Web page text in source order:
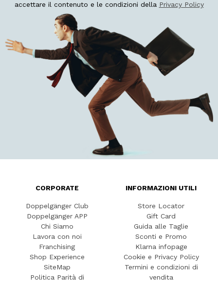
accettare il contenuto e le condizioni della Privacy Policy
CORPORATE
Doppelgänger Club
Doppelgänger APP
Chi Siamo
Lavora con noi
Franchising
Shop Experience
SiteMap
Politica Parità di
INFORMAZIONI UTILI
Store Locator
Gift Card
Guida alle Taglie
Sconti e Promo
Klarna infopage
Cookie e Privacy Policy
Termini e condizioni di
vendita